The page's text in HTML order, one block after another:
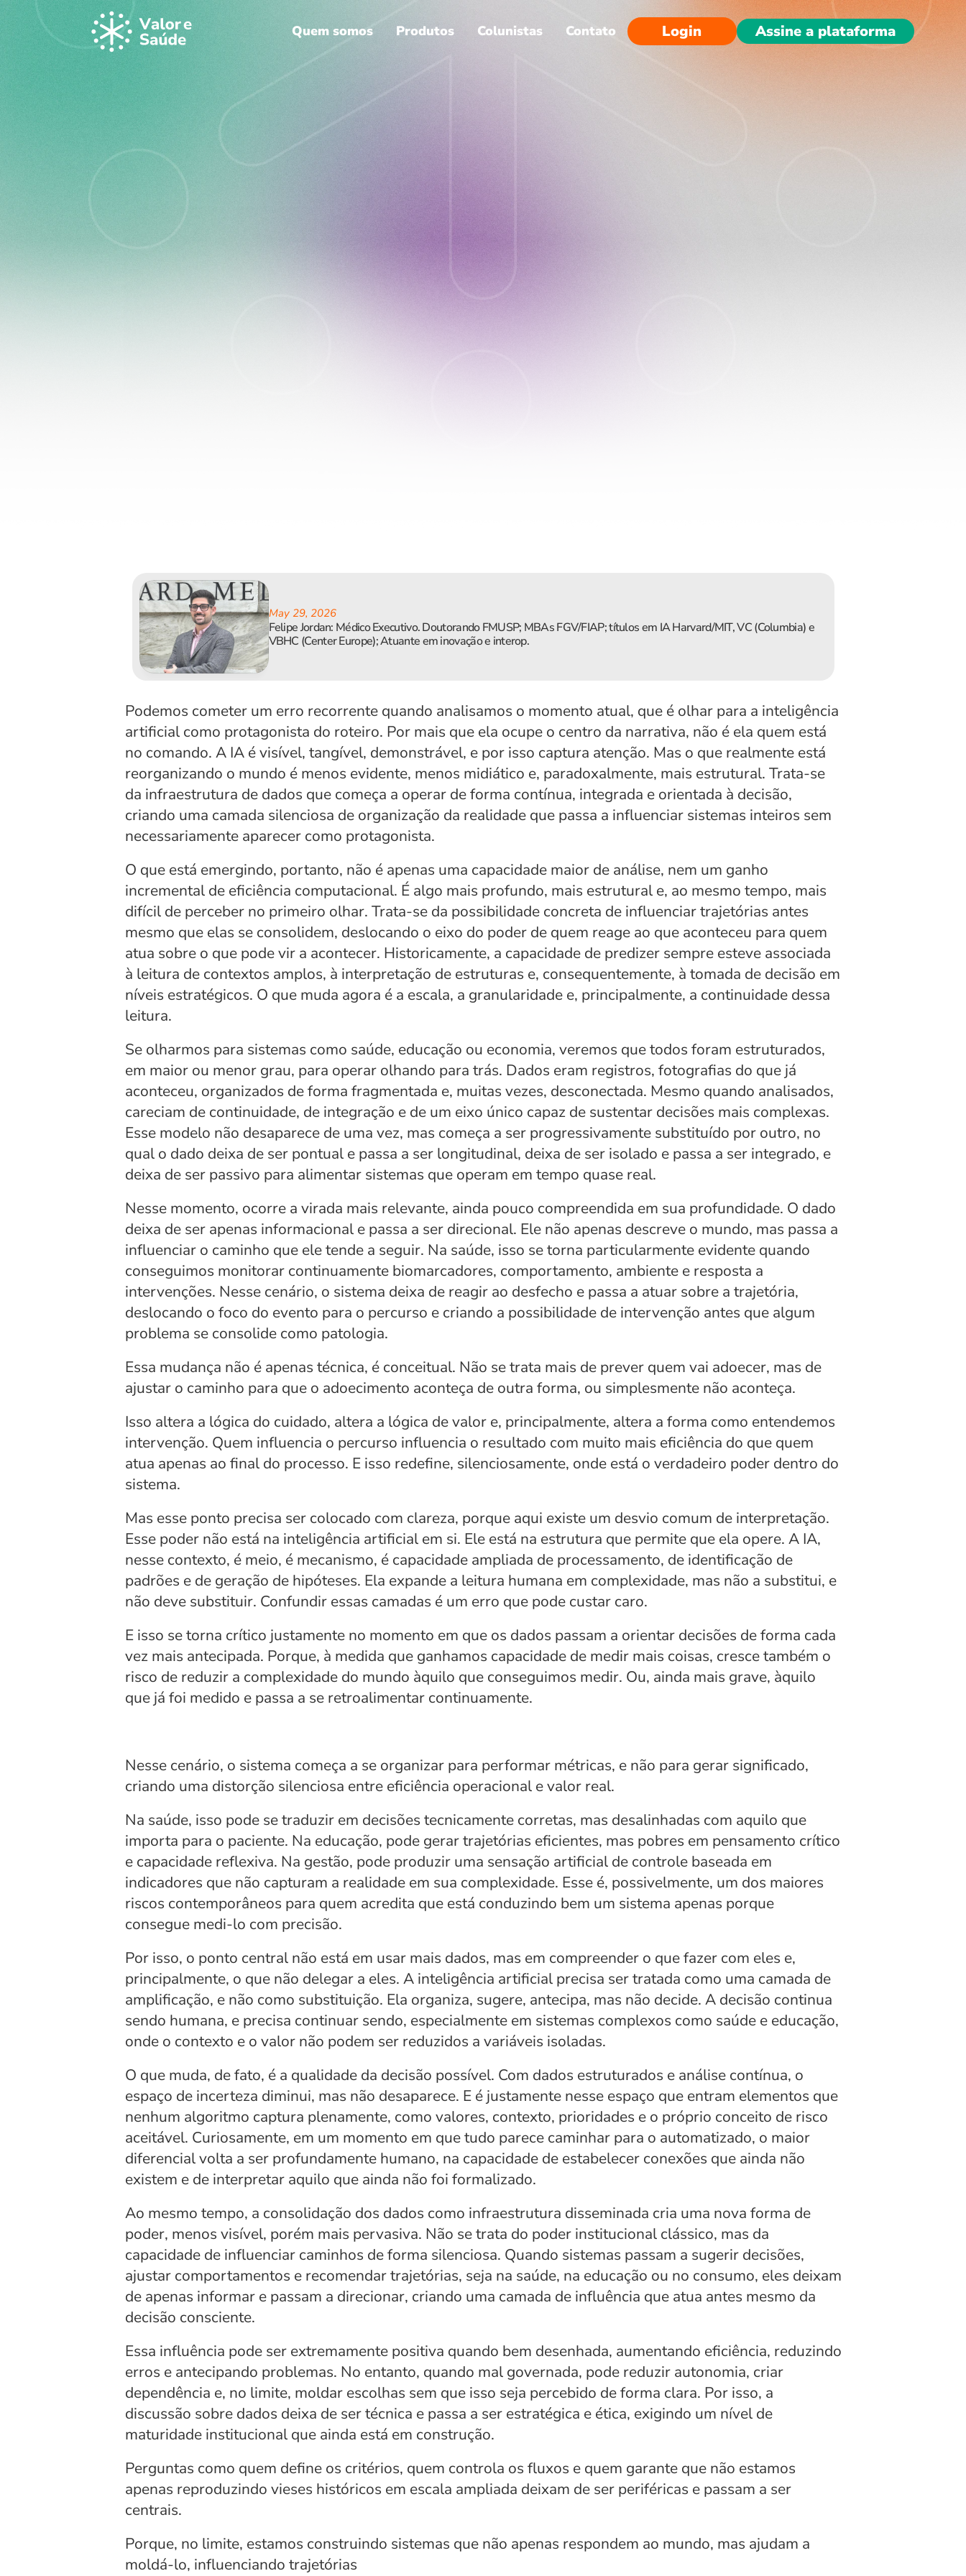
Quem somos Produtos Colunistas Contato Login Assine a plataforma
Quem controla o fluxo de dados não prevê o
futuro. Define o que ele pode sera
29 de mai. de 2026
May 29, 2026
Felipe Jordan: Médico Executivo. Doutorando FMUSP; MBAs FGV/FIAP; títulos em IA Harvard/MIT, VC (Columbia) e
VBHC (Center Europe); Atuante em inovação e interop.
Podemos cometer um erro recorrente quando analisamos o momento atual, que é olhar para a inteligência
artificial como protagonista do roteiro. Por mais que ela ocupe o centro da narrativa, não é ela quem está
no comando. A IA é visível, tangível, demonstrável, e por isso captura atenção. Mas o que realmente está
reorganizando o mundo é menos evidente, menos midiático e, paradoxalmente, mais estrutural. Trata-se
da infraestrutura de dados que começa a operar de forma contínua, integrada e orientada à decisão,
criando uma camada silenciosa de organização da realidade que passa a influenciar sistemas inteiros sem
necessariamente aparecer como protagonista.
O que está emergindo, portanto, não é apenas uma capacidade maior de análise, nem um ganho
incremental de eficiência computacional. É algo mais profundo, mais estrutural e, ao mesmo tempo, mais
difícil de perceber no primeiro olhar. Trata-se da possibilidade concreta de influenciar trajetórias antes
mesmo que elas se consolidem, deslocando o eixo do poder de quem reage ao que aconteceu para quem
atua sobre o que pode vir a acontecer. Historicamente, a capacidade de predizer sempre esteve associada
à leitura de contextos amplos, à interpretação de estruturas e, consequentemente, à tomada de decisão em
níveis estratégicos. O que muda agora é a escala, a granularidade e, principalmente, a continuidade dessa
leitura.
Se olharmos para sistemas como saúde, educação ou economia, veremos que todos foram estruturados,
em maior ou menor grau, para operar olhando para trás. Dados eram registros, fotografias do que já
aconteceu, organizados de forma fragmentada e, muitas vezes, desconectada. Mesmo quando analisados,
careciam de continuidade, de integração e de um eixo único capaz de sustentar decisões mais complexas.
Esse modelo não desaparece de uma vez, mas começa a ser progressivamente substituído por outro, no
qual o dado deixa de ser pontual e passa a ser longitudinal, deixa de ser isolado e passa a ser integrado, e
deixa de ser passivo para alimentar sistemas que operam em tempo quase real.
Nesse momento, ocorre a virada mais relevante, ainda pouco compreendida em sua profundidade. O dado
deixa de ser apenas informacional e passa a ser direcional. Ele não apenas descreve o mundo, mas passa a
influenciar o caminho que ele tende a seguir. Na saúde, isso se torna particularmente evidente quando
conseguimos monitorar continuamente biomarcadores, comportamento, ambiente e resposta a
intervenções. Nesse cenário, o sistema deixa de reagir ao desfecho e passa a atuar sobre a trajetória,
deslocando o foco do evento para o percurso e criando a possibilidade de intervenção antes que algum
problema se consolide como patologia.
Essa mudança não é apenas técnica, é conceitual. Não se trata mais de prever quem vai adoecer, mas de
ajustar o caminho para que o adoecimento aconteça de outra forma, ou simplesmente não aconteça.
Isso altera a lógica do cuidado, altera a lógica de valor e, principalmente, altera a forma como entendemos
intervenção. Quem influencia o percurso influencia o resultado com muito mais eficiência do que quem
atua apenas ao final do processo. E isso redefine, silenciosamente, onde está o verdadeiro poder dentro do
sistema.
Mas esse ponto precisa ser colocado com clareza, porque aqui existe um desvio comum de interpretação.
Esse poder não está na inteligência artificial em si. Ele está na estrutura que permite que ela opere. A IA,
nesse contexto, é meio, é mecanismo, é capacidade ampliada de processamento, de identificação de
padrões e de geração de hipóteses. Ela expande a leitura humana em complexidade, mas não a substitui, e
não deve substituir. Confundir essas camadas é um erro que pode custar caro.
E isso se torna crítico justamente no momento em que os dados passam a orientar decisões de forma cada
vez mais antecipada. Porque, à medida que ganhamos capacidade de medir mais coisas, cresce também o
risco de reduzir a complexidade do mundo àquilo que conseguimos medir. Ou, ainda mais grave, àquilo
que já foi medido e passa a se retroalimentar continuamente.
Nesse cenário, o sistema começa a se organizar para performar métricas, e não para gerar significado,
criando uma distorção silenciosa entre eficiência operacional e valor real.
Na saúde, isso pode se traduzir em decisões tecnicamente corretas, mas desalinhadas com aquilo que
importa para o paciente. Na educação, pode gerar trajetórias eficientes, mas pobres em pensamento crítico
e capacidade reflexiva. Na gestão, pode produzir uma sensação artificial de controle baseada em
indicadores que não capturam a realidade em sua complexidade. Esse é, possivelmente, um dos maiores
riscos contemporâneos para quem acredita que está conduzindo bem um sistema apenas porque
consegue medi-lo com precisão.
Por isso, o ponto central não está em usar mais dados, mas em compreender o que fazer com eles e,
principalmente, o que não delegar a eles. A inteligência artificial precisa ser tratada como uma camada de
amplificação, e não como substituição. Ela organiza, sugere, antecipa, mas não decide. A decisão continua
sendo humana, e precisa continuar sendo, especialmente em sistemas complexos como saúde e educação,
onde o contexto e o valor não podem ser reduzidos a variáveis isoladas.
O que muda, de fato, é a qualidade da decisão possível. Com dados estruturados e análise contínua, o
espaço de incerteza diminui, mas não desaparece. E é justamente nesse espaço que entram elementos que
nenhum algoritmo captura plenamente, como valores, contexto, prioridades e o próprio conceito de risco
aceitável. Curiosamente, em um momento em que tudo parece caminhar para o automatizado, o maior
diferencial volta a ser profundamente humano, na capacidade de estabelecer conexões que ainda não
existem e de interpretar aquilo que ainda não foi formalizado.
Ao mesmo tempo, a consolidação dos dados como infraestrutura disseminada cria uma nova forma de
poder, menos visível, porém mais pervasiva. Não se trata do poder institucional clássico, mas da
capacidade de influenciar caminhos de forma silenciosa. Quando sistemas passam a sugerir decisões,
ajustar comportamentos e recomendar trajetórias, seja na saúde, na educação ou no consumo, eles deixam
de apenas informar e passam a direcionar, criando uma camada de influência que atua antes mesmo da
decisão consciente.
Essa influência pode ser extremamente positiva quando bem desenhada, aumentando eficiência, reduzindo
erros e antecipando problemas. No entanto, quando mal governada, pode reduzir autonomia, criar
dependência e, no limite, moldar escolhas sem que isso seja percebido de forma clara. Por isso, a
discussão sobre dados deixa de ser técnica e passa a ser estratégica e ética, exigindo um nível de
maturidade institucional que ainda está em construção.
Perguntas como quem define os critérios, quem controla os fluxos e quem garante que não estamos
apenas reproduzindo vieses históricos em escala ampliada deixam de ser periféricas e passam a ser
centrais.
Porque, no limite, estamos construindo sistemas que não apenas respondem ao mundo, mas ajudam a
moldá-lo, influenciando trajetórias